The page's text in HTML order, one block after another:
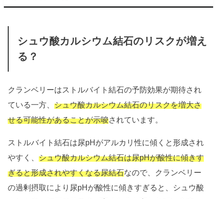
シュウ酸カルシウム結石のリスクが増え
る？
クランベリーはストルバイト結石の予防効果が期待され
ている一方、シュウ酸カルシウム結石のリスクを増大さ
せる可能性があることが示唆されています。
ストルバイト結石は尿pHがアルカリ性に傾くと形成され
やすく、シュウ酸カルシウム結石は尿pHが酸性に傾きす
ぎると形成されやすくなる尿結石なので、クランベリー
の過剰摂取により尿pHが酸性に傾きすぎると、シュウ酸